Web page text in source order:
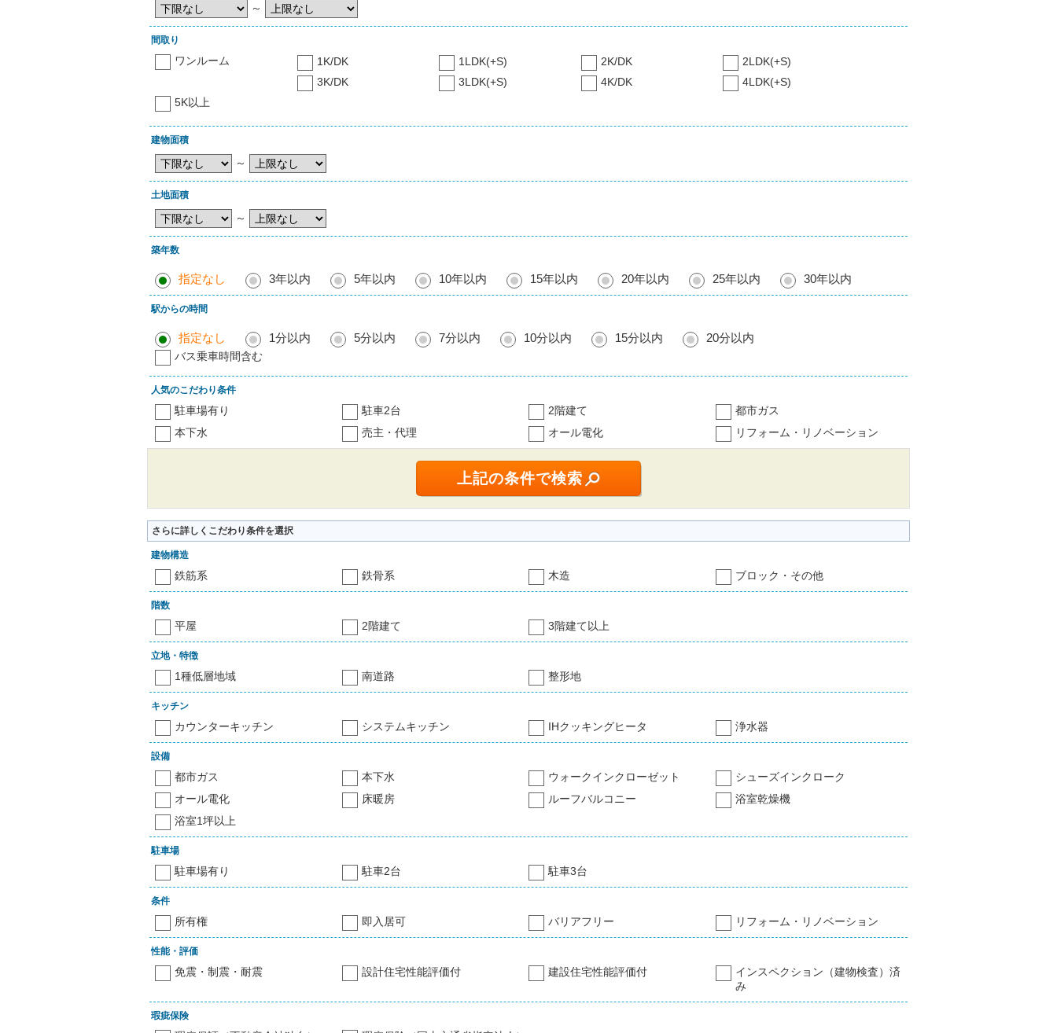
～
間取り
ワンルーム 1K/DK 1LDK(+S) 2K/DK
2LDK(+S)
3K/DK
3LDK(+S) 4K/DK
4LDK(+S)
5K以上
建物面積
～
土地面積
～
築年数
指定なし 3年以内 5年以内 10年以内 15年以内 20年以内 25年以内 30年以内
駅からの時間
指定なし 1分以内 5分以内 7分以内 10分以内 15分以内 20分以内
バス乗車時間含む
人気のこだわり条件
駐車場有り 駐車2台 2階建て
都市ガス
本下水
売主・代理 オール電化 リフォーム・リノベーション
さらに詳しくこだわり条件を選択
建物構造
鉄筋系 鉄骨系 木造 ブロック・その他
階数
平屋 2階建て 3階建て以上
立地・特徴
1種低層地域 南道路 整形地
キッチン
カウンターキッチン システムキッチン IHクッキングヒータ 浄水器
設備
都市ガス 本下水 ウォークインクローゼット
シューズインクローク
オール電化
床暖房 ルーフバルコニー
浴室乾燥機
浴室1坪以上
駐車場
駐車場有り 駐車2台 駐車3台
条件
所有権 即入居可 バリアフリー リフォーム・リノベーション
性能・評価
免震・制震・耐震 設計住宅性能評価付 建設住宅性能評価付
インスペクション（建物検査）済
み
瑕疵保険